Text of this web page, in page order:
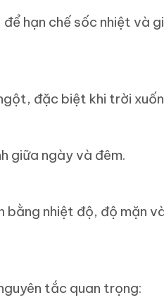
hạn chế sốc nhiệt và
đặc biệt khi trời
giữa ngày và đêm.
nhiệt độ, độ mặn
tắc quan trọng: